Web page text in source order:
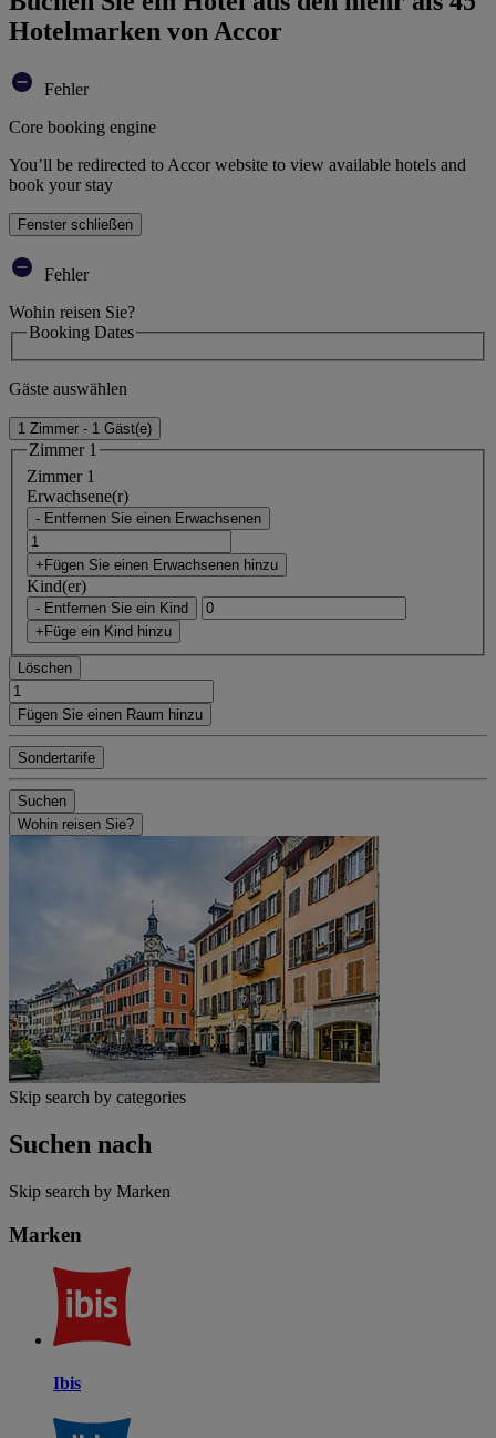
Hotelmarken von Accor
Fehler
Core booking engine
You’ll be redirected to Accor website to view available hotels and
book your stay
Fenster schließen
Fehler
Wohin reisen Sie?
Booking Dates
Gäste auswählen
1 Zimmer - 1 Gäst(e)
Zimmer 1
Zimmer 1
Erwachsene(r)
- Entfernen Sie einen Erwachsenen
+Fügen Sie einen Erwachsenen hinzu
Kind(er)
- Entfernen Sie ein Kind
+Füge ein Kind hinzu
Löschen
Fügen Sie einen Raum hinzu
Sondertarife
Suchen
Wohin reisen Sie?
Skip search by categories
Suchen nach
Skip search by Marken
Marken
Ibis